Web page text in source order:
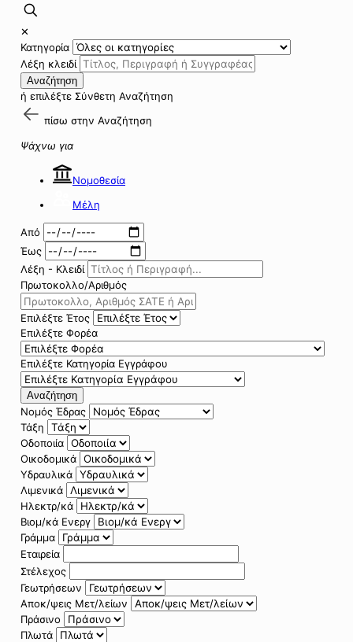
✕
Κατηγορία
Λέξη κλειδί
Αναζήτηση
ή επιλέξτε Σύνθετη Αναζήτηση
πίσω στην Αναζήτηση
Ψάχνω για
Νομοθεσία
Μέλη
Από
Έως
Λέξη - Κλειδί
Πρωτοκολλο/Αριθμός
Επιλέξτε Έτος
Επιλέξτε Φορέα
Επιλέξτε Κατηγορία Εγγράφου
Αναζήτηση
Νομός Έδρας
Τάξη
Οδοποιία
Οικοδομικά
Υδραυλικά
Λιμενικά
Ηλεκτρ/κά
Βιομ/κά Ενεργ
Γράμμα
Εταιρεία
Στέλεχος
Γεωτρήσεων
Αποκ/ψεις Μετ/λείων
Πράσινο
Πλωτά